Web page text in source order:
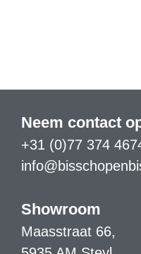
Neem contact
+31 (0)77 374
Showroom
Maasstraat 66,